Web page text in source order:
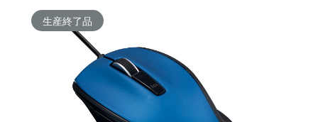
生産終了品